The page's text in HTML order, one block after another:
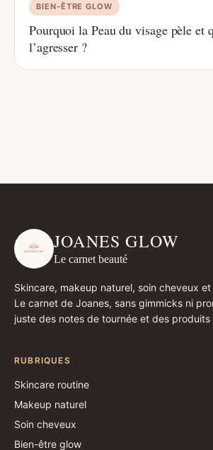
BIEN-ÊTRE GLOW
Pourquoi la Peau du visage pèle et
l’agresser ?
JOANES GLOW
Le carnet beauté
Skincare, makeup naturel, soin cheveux
Le carnet de Joanes, sans gimmicks ni
juste des notes de tournée et des
RUBRIQUES
Skincare routine
Makeup naturel
Soin cheveux
Bien-être glow